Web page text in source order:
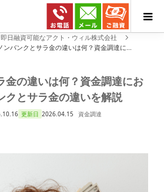
日融資可能なアクト・ウィル株式会社
ンバンクとサラ金の違いは何？資金調達に...
金の違いは何？資金調達にお
クとサラ金の違いを解説
更新日 2026.04.15 資金調達